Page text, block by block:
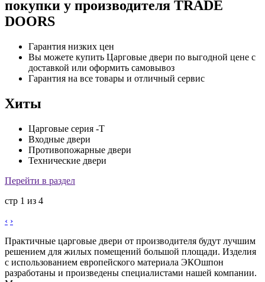
покупки у производителя TRADE
DOORS
Гарантия низких цен
Вы можете купить Царговые двери по выгодной цене с
доставкой или оформить самовывоз
Гарантия на все товары и отличный сервис
Хиты
Царговые серия -Т
Входные двери
Противопожарные двери
Технические двери
Перейти в раздел
стр 1 из 4
‹ ›
Практичные царговые двери от производителя будут лучшим
решением для жилых помещений большой площади. Изделия
с использованием европейского материала ЭКОшпон
разработаны и произведены специалистами нашей компании.